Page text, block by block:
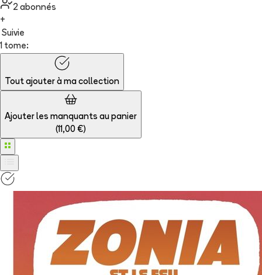
2 abonnés
+
Suivie
1 tome:
Tout ajouter à ma collection
Ajouter les manquants au panier
(11,00 €)